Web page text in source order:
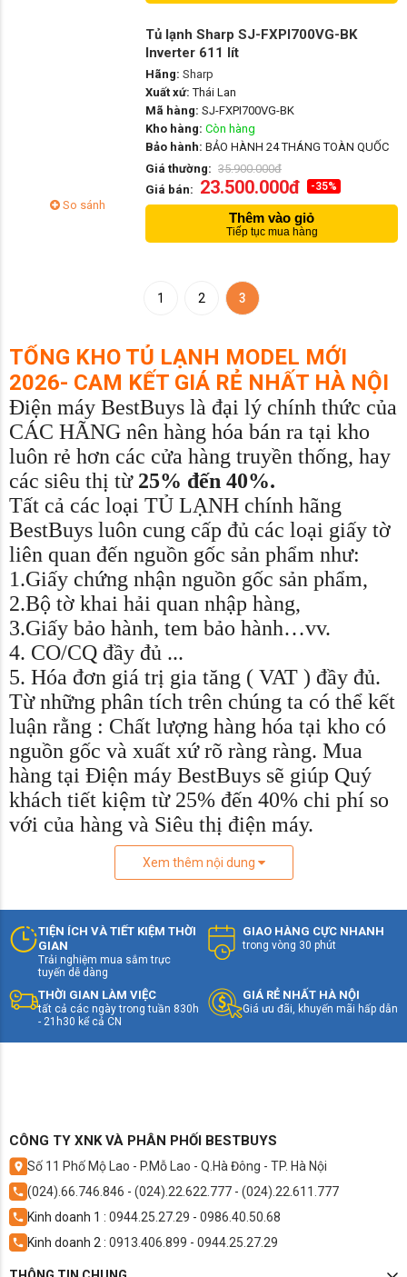
So sánh
Tủ lạnh Sharp SJ-FXPI700VG-BK
Inverter 611 lít
Hãng: Sharp
Xuất xứ: Thái Lan
Mã hàng: SJ-FXPI700VG-BK
Kho hàng: Còn hàng
Bảo hành: BẢO HÀNH 24 THÁNG TOÀN QUỐC
Giá thường: 35.900.000đ
Giá bán: 23.500.000đ -35%
Thêm vào giỏ
Tiếp tục mua hàng
1 2 3
TỔNG KHO TỦ LẠNH MODEL MỚI
2026- CAM KẾT GIÁ RẺ NHẤT HÀ NỘI
Điện máy BestBuys là đại lý chính thức của
CÁC HÃNG nên hàng hóa bán ra tại kho
luôn rẻ hơn các cửa hàng truyền thống, hay
các siêu thị từ 25% đến 40%.
Tất cả các loại TỦ LẠNH chính hãng
BestBuys luôn cung cấp đủ các loại giấy tờ
liên quan đến nguồn gốc sản phẩm như:
1.Giấy chứng nhận nguồn gốc sản phẩm,
2.Bộ tờ khai hải quan nhập hàng,
3.Giấy bảo hành, tem bảo hành…vv.
4. CO/CQ đầy đủ ...
5. Hóa đơn giá trị gia tăng ( VAT ) đầy đủ.
Từ những phân tích trên chúng ta có thể kết
luận rằng : Chất lượng hàng hóa tại kho có
nguồn gốc và xuất xứ rõ ràng ràng. Mua
hàng tại Điện máy BestBuys sẽ giúp Quý
khách tiết kiệm từ 25% đến 40% chi phí so
với của hàng và Siêu thị điện máy.
Xem thêm nội dung
TIỆN ÍCH VÀ TIẾT KIỆM THỜI
GIAN
Trải nghiệm mua sắm trực
tuyến dễ dàng
GIAO HÀNG CỰC NHANH
trong vòng 30 phút
THỜI GIAN LÀM VIỆC
tất cả các ngày trong tuần 830h
- 21h30 kể cả CN
GIÁ RẺ NHẤT HÀ NỘI
Giá ưu đãi, khuyến mãi hấp dẫn
CÔNG TY XNK VÀ PHÂN PHỐI BESTBUYS
Số 11 Phố Mộ Lao - P.Mỗ Lao - Q.Hà Đông - TP. Hà Nội
(024).66.746.846 - (024).22.622.777 - (024).22.611.777
Kinh doanh 1 : 0944.25.27.29 - 0986.40.50.68
Kinh doanh 2 : 0913.406.899 - 0944.25.27.29